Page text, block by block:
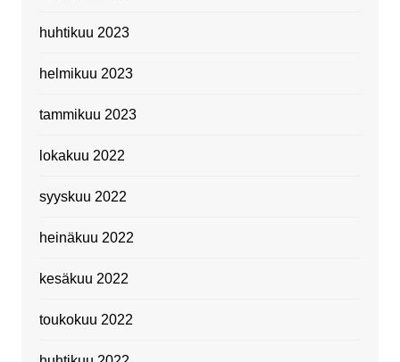
huhtikuu 2023
helmikuu 2023
tammikuu 2023
lokakuu 2022
syyskuu 2022
heinäkuu 2022
kesäkuu 2022
toukokuu 2022